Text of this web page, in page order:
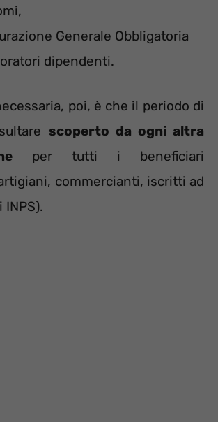
Generale Obbligatoria
dipendenti.
poi, è che il periodo di
scoperto da ogni altra
per tutti i beneficiari
commercianti, iscritti ad